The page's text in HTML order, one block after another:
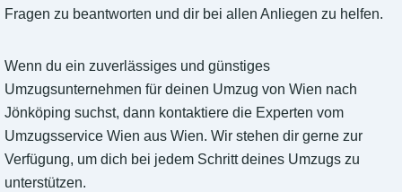
Fragen zu beantworten und dir bei allen Anliegen zu helfen.
Wenn du ein zuverlässiges und günstiges
Umzugsunternehmen für deinen Umzug von Wien nach
Jönköping suchst, dann kontaktiere die Experten vom
Umzugsservice Wien aus Wien. Wir stehen dir gerne zur
Verfügung, um dich bei jedem Schritt deines Umzugs zu
unterstützen.